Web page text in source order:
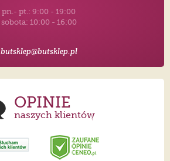
pn.- pt.: 9:00 - 19:00
sobota: 10:00 - 16:00
butsklep@butsklep.pl
OPINIE
naszych klientów